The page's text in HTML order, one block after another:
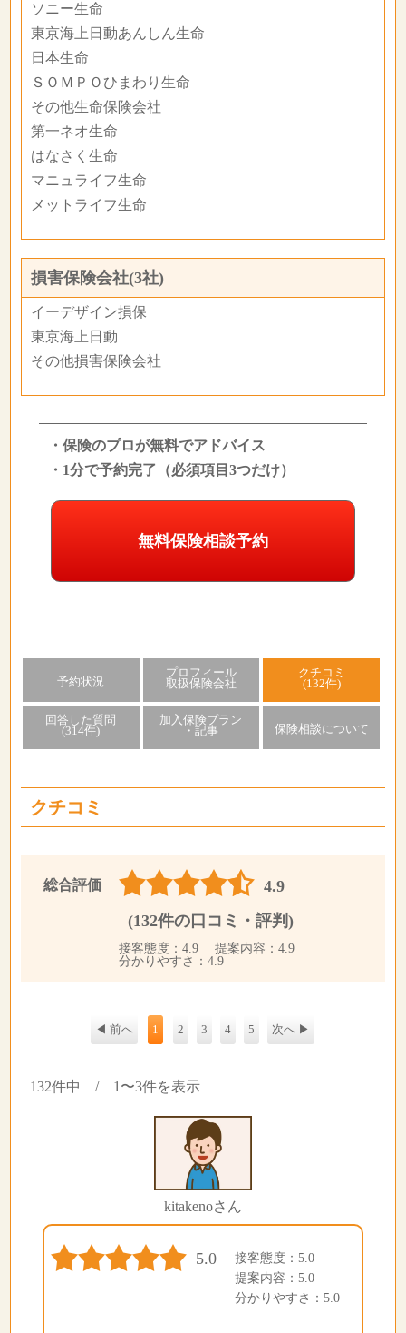
ソニー生命
東京海上日動あんしん生命
日本生命
ＳＯＭＰＯひまわり生命
その他生命保険会社
第一ネオ生命
はなさく生命
マニュライフ生命
メットライフ生命
損害保険会社(3社)
イーデザイン損保
東京海上日動
その他損害保険会社
・保険のプロが無料でアドバイス
・1分で予約完了（必須項目3つだけ）
無料保険相談予約
予約状況
プロフィール
取扱保険会社
クチコミ
(132件)
回答した質問
(314件)
加入保険プラン
・記事
保険相談について
クチコミ
総合評価
4.9
(132件の口コミ・評判)
接客態度：4.9 提案内容：4.9
分かりやすさ：4.9
◀ 前へ 1 2 3 4 5 次へ ▶
132件中 / 1〜3件を表示
kitakenoさん
5.0
接客態度：5.0
提案内容：5.0
分かりやすさ：5.0